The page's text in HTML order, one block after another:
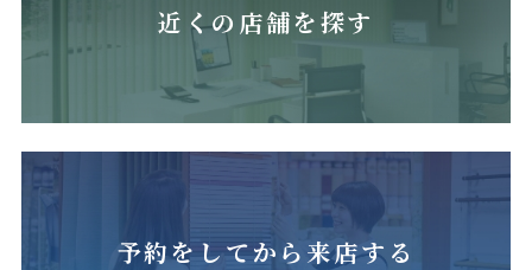
近くの店舗を探す
予約をしてから来店する